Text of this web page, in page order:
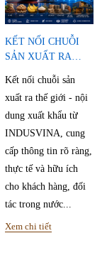
KẾT NỐI CHUỖI
SẢN XUẤT RA
Kết nối chuỗi sản
xuất ra thế giới - nội
dung xuất khẩu từ
INDUSVINA, cung
cấp thông tin rõ ràng,
thực tế và hữu ích
cho khách hàng, đối
tác trong nước...
Xem chi tiết